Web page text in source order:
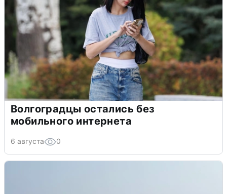
Волгоградцы остались без
мобильного интернета
6 августа 0